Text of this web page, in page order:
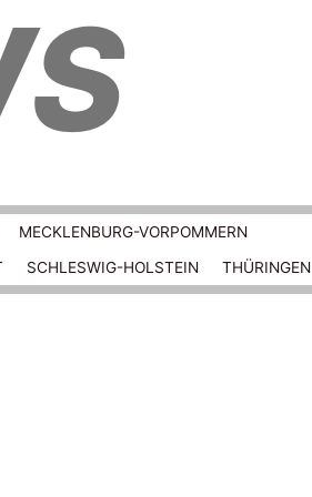
MECKLENBURG-VORPOMMERN
SCHLESWIG-HOLSTEIN THÜRINGEN